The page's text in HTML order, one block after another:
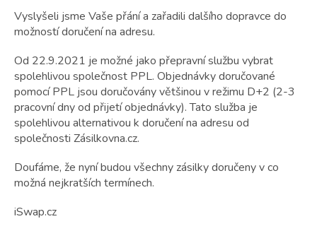
Vyslyšeli jsme Vaše přání a zařadili dalšího dopravce do
možností doručení na adresu.
Od 22.9.2021 je možné jako přepravní službu vybrat
spolehlivou společnost PPL. Objednávky doručované
pomocí PPL jsou doručovány většinou v režimu D+2 (2-3
pracovní dny od přijetí objednávky). Tato služba je
spolehlivou alternativou k doručení na adresu od
společnosti Zásilkovna.cz.
Doufáme, že nyní budou všechny zásilky doručeny v co
možná nejkratších termínech.
iSwap.cz